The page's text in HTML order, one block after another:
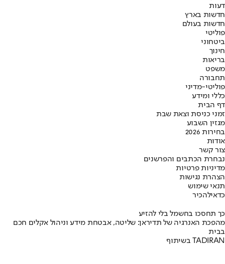
דעות
חדשות בארץ
חדשות בעולם
פוליטי
ביטחוני
חינוך
בריאות
משפט
תחבורה
פוליטי-מדיני
כללי ומידע
דף הבית
זמני כניסת וצאת שבת
מגזין השבוע
בחירות 2026
אודות
צור קשר
נבחרת הכתבים והפרשנים
מדיניות פרטיות
הצהרת נגישות
תנאי שימוש
כדאילהכיר
כך תחסכו בחשמל בלי להזיע
מהפכת האנרגיה של תדיראן: שליטה, אבטחת מידע וניהול אקלים חכם
בבית
בשיתוף TADIRAN